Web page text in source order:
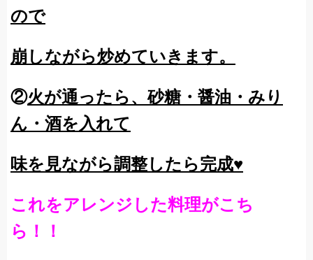
ので
崩しながら炒めていきます。
②火が通ったら、砂糖・醤油・みり
ん・酒を入れて
味を見ながら調整したら完成♥
これをアレンジした料理がこち
ら！！